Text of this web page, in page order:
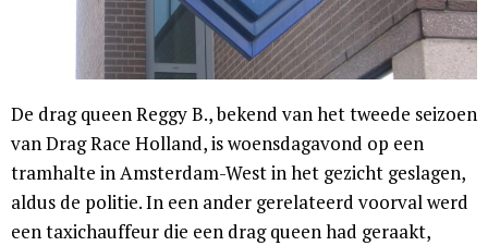
De drag queen Reggy B., bekend van het tweede seizoen
van Drag Race Holland, is woensdagavond op een
tramhalte in Amsterdam-West in het gezicht geslagen,
aldus de politie. In een ander gerelateerd voorval werd
een taxichauffeur die een drag queen had geraakt,